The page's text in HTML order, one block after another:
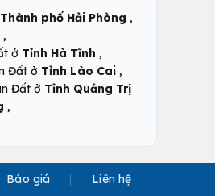
Thành phố Hải Phòng ,
,
ở Tỉnh Hà Tĩnh ,
Đất ở Tỉnh Lào Cai ,
Đất ở Tỉnh Quảng Trị
,
Báo giá Liên hệ